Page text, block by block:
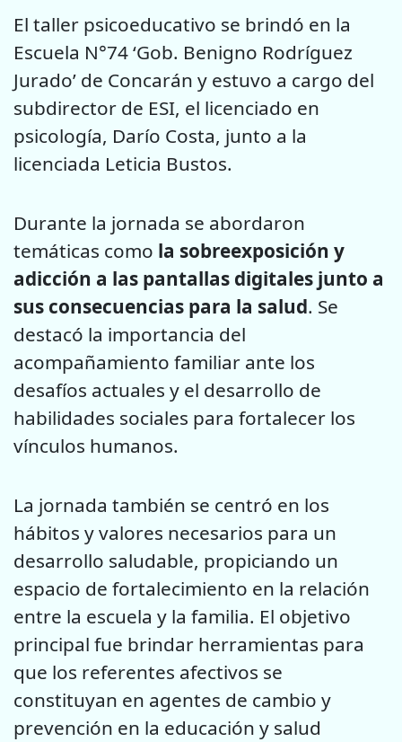
El taller psicoeducativo se brindó en la
Escuela N°74 ‘Gob. Benigno Rodríguez
Jurado’ de Concarán y estuvo a cargo del
subdirector de ESI, el licenciado en
psicología, Darío Costa, junto a la
licenciada Leticia Bustos.
Durante la jornada se abordaron
temáticas como la sobreexposición y
adicción a las pantallas digitales junto a
sus consecuencias para la salud. Se
destacó la importancia del
acompañamiento familiar ante los
desafíos actuales y el desarrollo de
habilidades sociales para fortalecer los
vínculos humanos.
La jornada también se centró en los
hábitos y valores necesarios para un
desarrollo saludable, propiciando un
espacio de fortalecimiento en la relación
entre la escuela y la familia. El objetivo
principal fue brindar herramientas para
que los referentes afectivos se
constituyan en agentes de cambio y
prevención en la educación y salud